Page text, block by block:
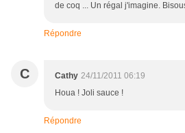
de coq ... Un régal j'imagine.
Répondre
C Cathy 24/11/2011 06:19
Houa ! Joli sauce !
Répondre